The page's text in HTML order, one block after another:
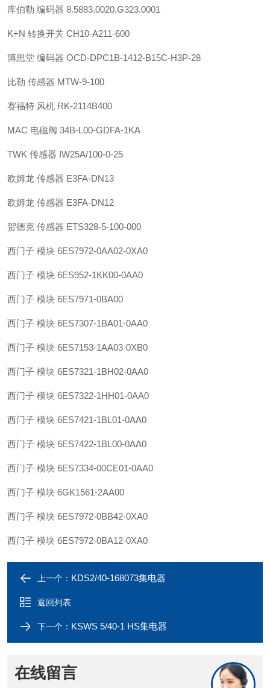
库伯勒 编码器 8.5883.0020.G323.0001
K+N 转换开关 CH10-A211-600
博思堂 编码器 OCD-DPC1B-1412-B15C-H3P-28
比勒 传感器 MTW-9-100
赛福特 风机 RK-2114B400
MAC 电磁阀 34B-L00-GDFA-1KA
TWK 传感器 IW25A/100-0-25
欧姆龙 传感器 E3FA-DN13
欧姆龙 传感器 E3FA-DN12
贺德克 传感器 ETS328-5-100-000
西门子 模块 6ES7972-0AA02-0XA0
西门子 模块 6ES952-1KK00-0AA0
西门子 模块 6ES7971-0BA00
西门子 模块 6ES7307-1BA01-0AA0
西门子 模块 6ES7153-1AA03-0XB0
西门子 模块 6ES7321-1BH02-0AA0
西门子 模块 6ES7322-1HH01-0AA0
西门子 模块 6ES7421-1BL01-0AA0
西门子 模块 6ES7422-1BL00-0AA0
西门子 模块 6ES7334-00CE01-0AA0
西门子 模块 6GK1561-2AA00
西门子 模块 6ES7972-0BB42-0XA0
西门子 模块 6ES7972-0BA12-0XA0
上一个： KDS2/40-168073集电器
返回列表
下一个： KSWS 5/40-1 HS集电器
在线留言